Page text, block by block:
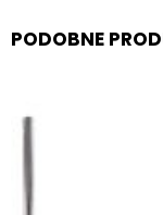
PODOBNE